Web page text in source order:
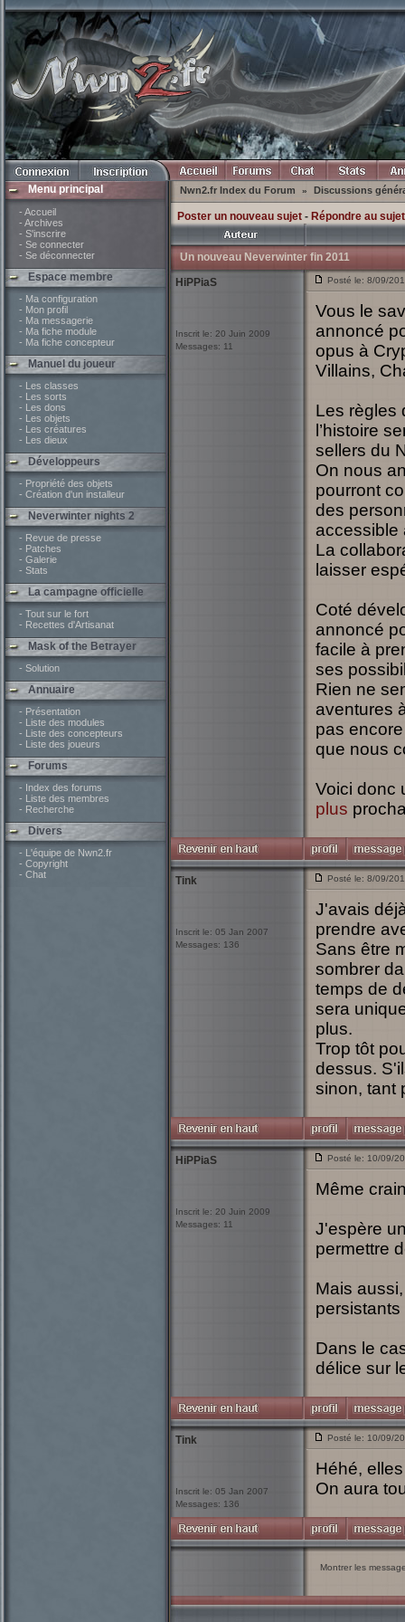
Menu principal
- Accueil
- Archives
- S'inscrire
- Se connecter
- Se déconnecter
Espace membre
- Ma configuration
- Mon profil
- Ma messagerie
- Ma fiche module
- Ma fiche concepteur
Manuel du joueur
- Les classes
- Les sorts
- Les dons
- Les objets
- Les créatures
- Les dieux
Développeurs
- Propriété des objets
- Création d'un installeur
Neverwinter nights 2
- Revue de presse
- Patches
- Galerie
- Stats
La campagne officielle
- Tout sur le fort
- Recettes d'Artisanat
Mask of the Betrayer
- Solution
Annuaire
- Présentation
- Liste des modules
- Liste des concepteurs
- Liste des joueurs
Forums
- Index des forums
- Liste des membres
- Recherche
Divers
- L'équipe de Nwn2.fr
- Copyright
- Chat
Nwn2.fr Index du Forum » Discussions
Poster un nouveau sujet- Répondre au sujet
Un nouveau Neverwinter fin 2011
HiPPiaS
Inscrit le: 20 Juin 2009
Messages: 11
Posté le: 8/09/
Vous le
annoncé
opus à
Villains,
Les règles
l’histoire
sellers du
On nous
pourront
des
accessible
La
laisser
Coté
annoncé
facile à
ses
Rien ne
aventures
pas
que nous
Voici donc
plus
Tink
Inscrit le: 05 Jan 2007
Messages: 136
Posté le: 8/09/
J'avais
prendre
Sans être
sombrer
temps de
sera
plus.
Trop tôt
dessus.
sinon, tant
HiPPiaS
Inscrit le: 20 Juin 2009
Messages: 11
Posté le: 10/09/
Même
J'espère
permettre
Mais
Dans le
délice sur
Tink
Inscrit le: 05 Jan 2007
Messages: 136
Posté le: 10/09/
Héhé,
On aura
Montrer les